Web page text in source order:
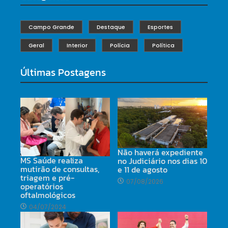
Campo Grande Destaque Esportes
Geral Interior Polícia Política
Últimas Postagens
MS Saúde realiza
mutirão de consultas,
triagem e pré-
operatórios
oftalmológicos
04/07/2024
Não haverá expediente
no Judiciário nos dias 10
e 11 de agosto
07/08/2026